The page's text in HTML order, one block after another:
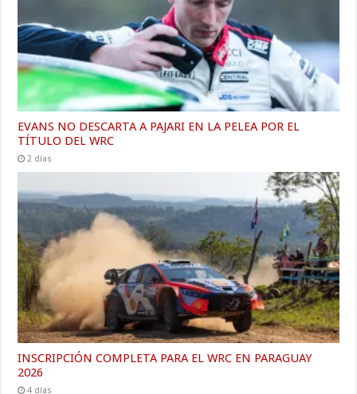
EVANS NO DESCARTA A PAJARI EN LA PELEA POR EL
TÍTULO DEL WRC
2 días
INSCRIPCIÓN COMPLETA PARA EL WRC EN PARAGUAY
2026
4 días